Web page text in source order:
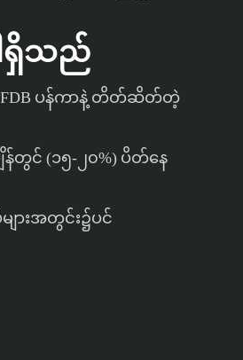
ါရှိသည်
FDB ပန်ကာနဲ့ တိတ်ဆိတ်တဲ့
ျိန်တွင် (၁၅-၂၀%) ပိတ်နေ
ားအတွင်း၌ပင်